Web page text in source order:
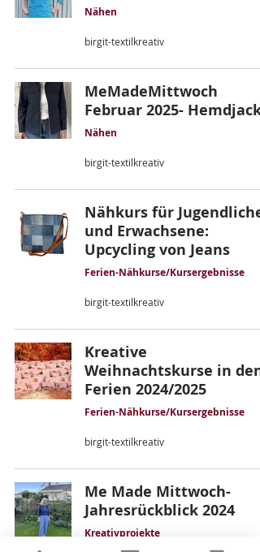
Nähen
birgit-textilkreativ
MeMadeMittwoch
Februar 2025- Hemdjacke
Nähen
birgit-textilkreativ
Nähkurs für Jugendliche
und Erwachsene:
Upcycling von Jeans
Ferien-Nähkurse/Kursergebnisse
birgit-textilkreativ
Kreative
Weihnachtskurse in den
Ferien 2024/2025
Ferien-Nähkurse/Kursergebnisse
birgit-textilkreativ
Me Made Mittwoch-
Jahresrückblick 2024
Kreativprojekte